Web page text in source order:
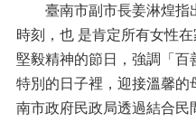
革
熱
防
治
專
臺南市副市長姜淋煌指
時刻，也 是肯定所有女性
堅毅精神的節日，強調「百
特別的日子裡，迎接溫馨的
南市政府民政局透過結合